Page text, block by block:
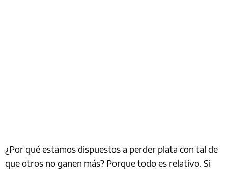
¿Por qué estamos dispuestos a perder plata con tal de
que otros no ganen más? Porque todo es relativo. Si